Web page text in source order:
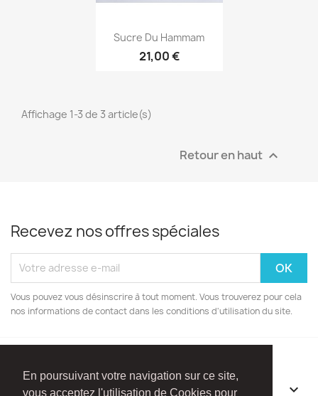
En poursuivant votre navigation sur ce site,
vous acceptez l'utilisation de Cookies pour
Aperçu rapide
Sucre Du Hammam
21,00 €
Affichage 1-3 de 3 article(s)
Retour en haut 
Recevez nos offres spéciales
Vous pouvez vous désinscrire à tout moment. Vous trouverez pour cela
nos informations de contact dans les conditions d'utilisation du site.
INFORMATIONS 